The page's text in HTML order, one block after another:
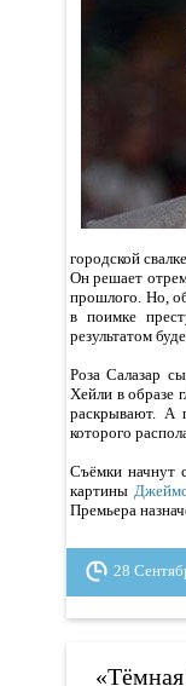
городской
Он решает
прошлого. Но,
в поимке
результатом
Роза Салазар
Хейли в образе
раскрывают. А
которого
Съёмки начнут
картины
Премьера
28